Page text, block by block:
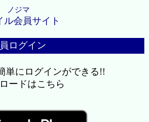
ノジマ
ル会員サイト
ログイン
単にログインができる!!
ードはこちら